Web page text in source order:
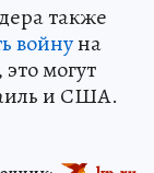
также
войнуна
могут
и США.